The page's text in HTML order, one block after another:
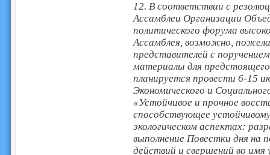
12. В соответствии с
Ассамблеи Организации
политического форума
Ассамблея, возможно,
представителей с
материалы для
планируется провести 6-15
Экономического и
«Устойчивое и прочное
способствующее
экологическом аспектах:
выполнение Повестки дня на
действий и свершений во имя